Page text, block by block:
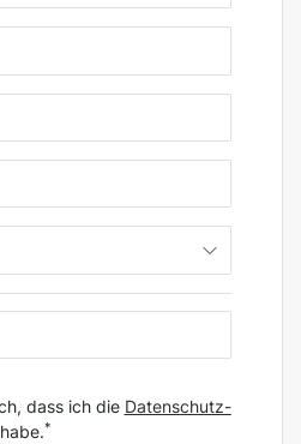
dass ich die Daten­schutz­
*